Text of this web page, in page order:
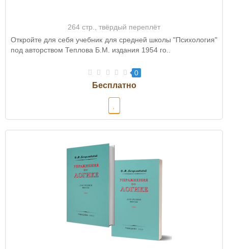
264 стр., твёрдый переплёт
Откройте для себя учебник для средней школы "Психология"
под авторством Теплова Б.М. издания 1954 го..
0